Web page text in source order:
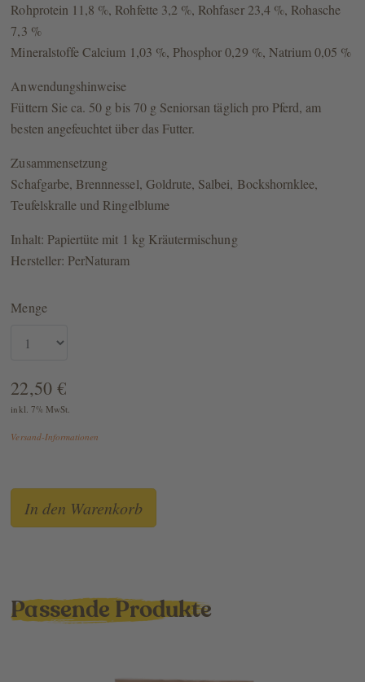
Rohprotein 11,8 %, Rohfette 3,2 %, Rohfaser 23,4 %, Rohasche
7,3 %
Mineralstoffe Calcium 1,03 %, Phosphor 0,29 %, Natrium 0,05 %
Anwendungshinweise
Füttern Sie ca. 50 g bis 70 g Seniorsan täglich pro Pferd, am
besten angefeuchtet über das Futter.
Zusammensetzung
Schafgarbe, Brennnessel, Goldrute, Salbei, Bockshornklee,
Teufelskralle und Ringelblume
Inhalt: Papiertüte mit 1 kg Kräutermischung
Hersteller: PerNaturam
Menge
22,50 €
inkl. 7% MwSt.
Versand-Informationen
Passende Produkte